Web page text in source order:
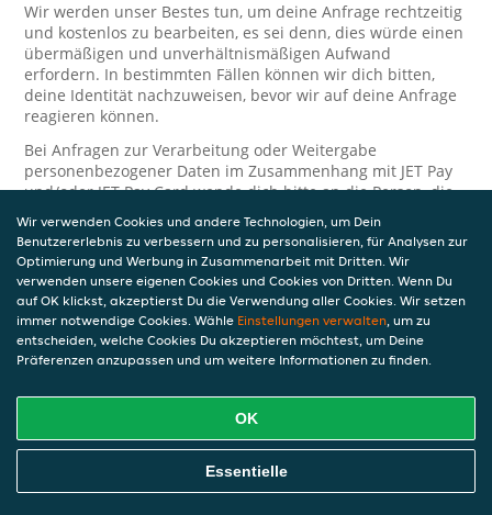
Wir werden unser Bestes tun, um deine Anfrage rechtzeitig
und kostenlos zu bearbeiten, es sei denn, dies würde einen
übermäßigen und unverhältnismäßigen Aufwand
erfordern. In bestimmten Fällen können wir dich bitten,
deine Identität nachzuweisen, bevor wir auf deine Anfrage
reagieren können.
Bei Anfragen zur Verarbeitung oder Weitergabe
personenbezogener Daten im Zusammenhang mit JET Pay
und/oder JET Pay Card wende dich bitte an die Person, die
dir das JET Pay-Guthaben gewährt (das kann dein
Arbeitgeber, Geschäftspartner usw. sein). Dies ist
erforderlich, da JET und die Person, die dir das Guthaben
gewährt, eine separate Verantwortung für die Verarbeitung
und den Schutz deiner personenbezogenen Daten haben.
Solltest du weitere Fragen oder Beschwerden in Bezug auf
die Verarbeitung deiner personenbezogenen Daten haben,
kontaktieren wir dich gerne. Wir würden uns auch über
Tipps oder Vorschläge zur Verbesserung unserer Erklärung
Sicherheit
Wir verwenden Cookies und andere Technologien, um Dein
Benutzererlebnis zu verbessern und zu personalisieren, für Analysen zur
Optimierung und Werbung in Zusammenarbeit mit Dritten. Wir
verwenden unsere eigenen Cookies und Cookies von Dritten. Wenn Du
auf OK klickst, akzeptierst Du die Verwendung aller Cookies. Wir setzen
immer notwendige Cookies. Wähle Einstellungen verwalten, um zu
entscheiden, welche Cookies Du akzeptieren möchtest, um Deine
Präferenzen anzupassen und um weitere Informationen zu finden.
OK
Essentielle